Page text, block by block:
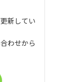
新してい
わせから